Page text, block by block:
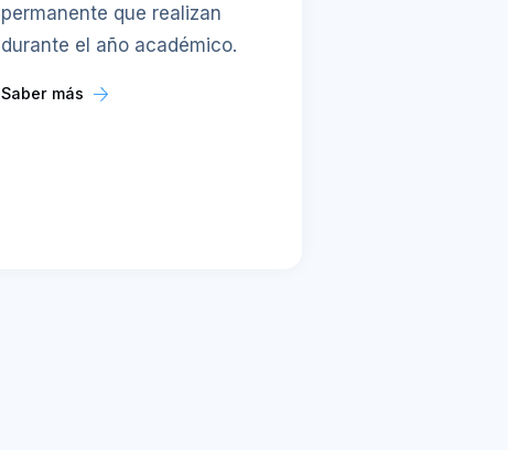
permanente que realizan
durante el año académico.
Saber más